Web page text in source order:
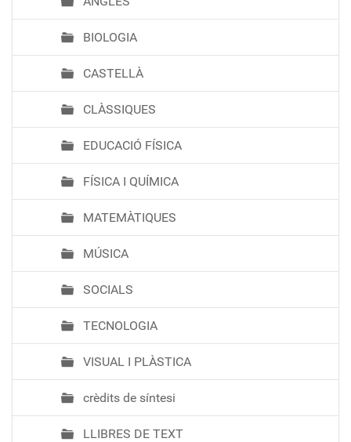
BIOLOGIA
CASTELLÀ
CLÀSSIQUES
EDUCACIÓ FÍSICA
FÍSICA I QUÍMICA
MATEMÀTIQUES
MÚSICA
SOCIALS
TECNOLOGIA
VISUAL I PLÀSTICA
crèdits de síntesi
LLIBRES DE TEXT